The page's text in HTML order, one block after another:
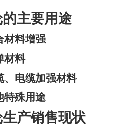
主要用途
材料增强
材料
、电缆加强材料
特殊用途
产销售现状